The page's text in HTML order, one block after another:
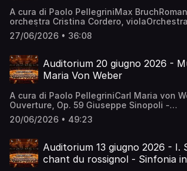
A cura di Paolo PellegriniMax
orchestra Cristina Cordero,
ANDRÉS SEGOVIADirettore: Victor
violino n. 1 ∙I. Preludio. Allegro moderato II.
Francoforte Hilary Hahn, violino Andrés
direttore ∙
27/06/2026 • 36:08
Auditorium 20 giugno 2026 -
Maria Von Weber
A cura di Paolo PellegriniCarl Maria von
Ouverture, Op. 59 Giuseppe Sinopoli -
conductorSächsische Staatskapelle
Fagott und Orchester F-Dur op. 75Valeria
conductorSymphony No.2 In C Major, J
Adagio Ma non Troppo 03.- Menuetto
Scherzo Presto QUEENSLAND
20/06/2026 • 49:23
Auditorium 13 giugno 2026 - I.
chant du rossignol - Sinfonia